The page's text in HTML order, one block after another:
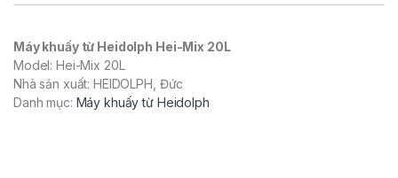
Máy khuấy từ Heidolph Hei-Mix 20L
Model: Hei-Mix 20L
Nhà sản xuất: HEIDOLPH, Đức
Danh mục: Máy khuấy từ Heidolph